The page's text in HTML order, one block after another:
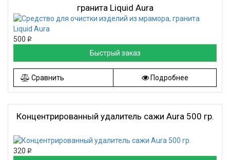
гранита Liquid Aura
500 Р
Быстрый заказ
Сравнить Подробнее
Концентрированный удалитель сажи Aura 500 гр.
320 Р